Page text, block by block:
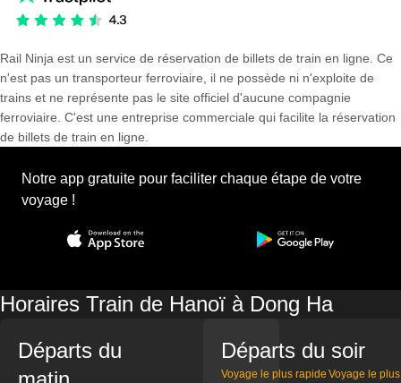
Rail Ninja est un service de réservation de billets de train en ligne. Ce
n'est pas un transporteur ferroviaire, il ne possède ni n'exploite de
trains et ne représente pas le site officiel d'aucune compagnie
ferroviaire. C'est une entreprise commerciale qui facilite la réservation
de billets de train en ligne.
Notre app gratuite pour faciliter chaque étape de votre
voyage !
Horaires Train de Hanoï à Dong Ha
Départs du
Départs du soir
Voyage le plus rapide Voyage le